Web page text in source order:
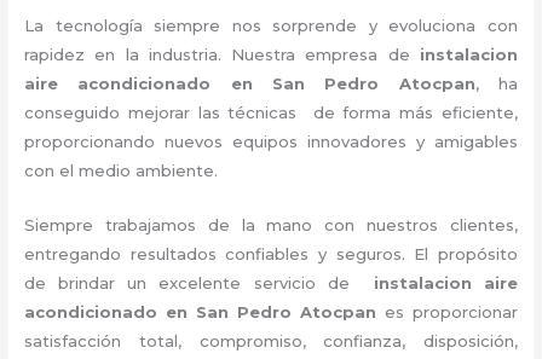
La tecnología siempre nos sorprende y evoluciona con
rapidez en la industria. Nuestra empresa de instalacion
aire acondicionado en San Pedro Atocpan, ha
conseguido mejorar las técnicas de forma más eficiente,
proporcionando nuevos equipos innovadores y amigables
con el medio ambiente.
Siempre trabajamos de la mano con nuestros clientes,
entregando resultados confiables y seguros. El propósito
de brindar un excelente servicio de instalacion aire
acondicionado en San Pedro Atocpan es proporcionar
satisfacción total, compromiso, confianza, disposición,